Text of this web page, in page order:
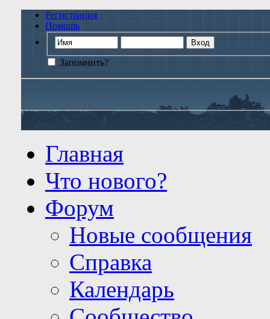
Регистрация
Помощь
Запомнить?
Главная
Что нового?
Форум
Новые сообщения
Справка
Календарь